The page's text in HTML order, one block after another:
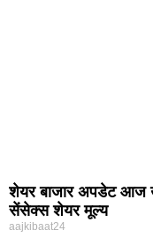
शेयर बाजार अपडेट आज
सेंसेक्स शेयर मूल्य
aajkibaat24